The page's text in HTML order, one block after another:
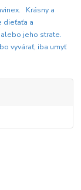
Krásny a
dieťaťa a
jeho strate.
vyvárať, iba umyť